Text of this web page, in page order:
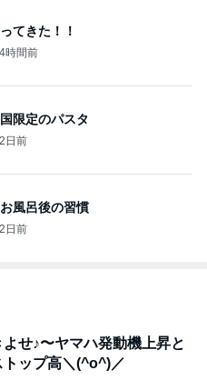
てきた！！
4時間前
限定のパスタ
2日前
風呂後の習慣
2日前
せ♪〜ヤマハ発動機上昇と
トップ高＼(^o^)／